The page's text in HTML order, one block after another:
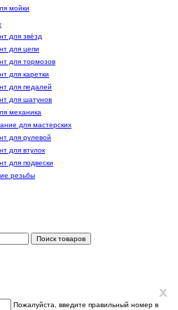
мойки
для звёзд
для цепи
для тормозов
для каретки
для педалей
для шатунов
механика
для мастерских
для рулевой
для втулок
для подвески
резьбы
Поиск товаров
x
Пожалуйста, введите правильный номер в